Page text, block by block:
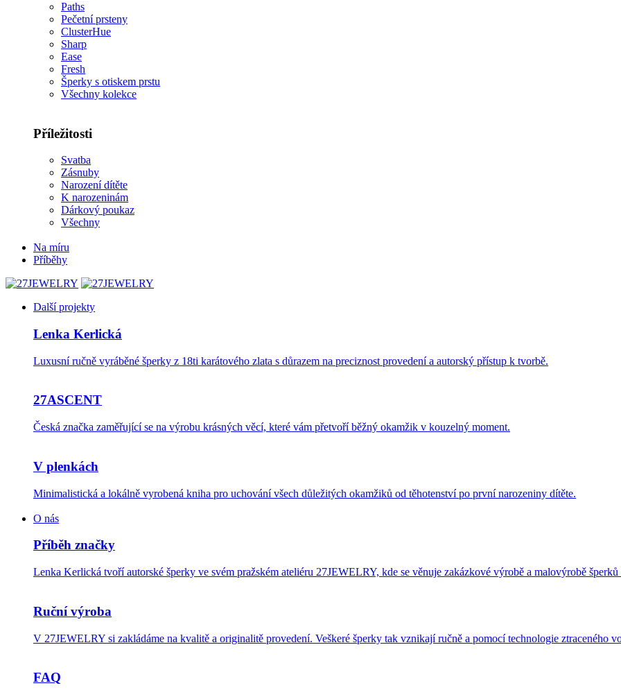
Paths
Pečetní prsteny
ClusterHue
Sharp
Ease
Fresh
Šperky s otiskem prstu
Všechny kolekce
Příležitosti
Svatba
Zásnuby
Narození dítěte
K narozeninám
Dárkový poukaz
Všechny
Na míru
Příběhy
Další projekty
Lenka Kerlická
Luxusní ručně vyráběné šperky z 18ti karátového zlata s důrazem na preciznost provedení a autorský přístup k tvorbě.
27ASCENT
Česká značka zaměřující se na výrobu krásných věcí, které vám přetvoří běžný okamžik v kouzelný moment.
V plenkách
Minimalistická a lokálně vyrobená kniha pro uchování všech důležitých okamžiků od těhotenství po první narozeniny dítěte.
O nás
Příběh značky
Lenka Kerlická tvoří autorské šperky ve svém pražském ateliéru 27JEWELRY, kde se věnuje zakázkové výrobě a malovýrobě
Ruční výroba
V 27JEWELRY si zakládáme na kvalitě a originalitě provedení. Veškeré šperky tak vznikají ručně a pomocí technologie ztraceného
FAQ